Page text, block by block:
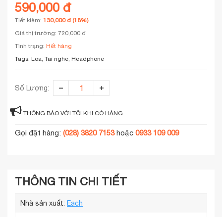
590,000 đ
Tiết kiệm: 130,000 đ (18%)
Giá thị trường: 720,000 đ
Tình trạng: Hết hàng
Tags: Loa, Tai nghe, Headphone
Số Lượng:
THÔNG BÁO VỚI TÔI KHI CÓ HÀNG
Gọi đặt hàng: (028) 3820 7153hoặc 0933 109 009
THÔNG TIN CHI TIẾT
Nhà sản xuất: Each